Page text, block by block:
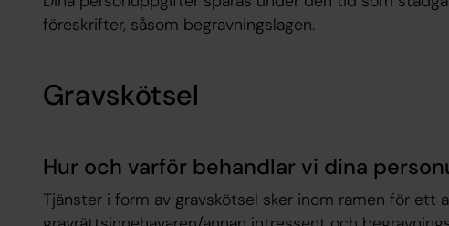
föreskrifter, såsom begravningslagen.
Gravskötsel
Hur och varför behandlar vi dina
Tjänster i form av gravskötsel sker inom ramen för ett